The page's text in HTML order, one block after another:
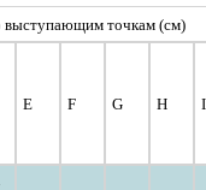
выступающим точкам (см)
E F G H I